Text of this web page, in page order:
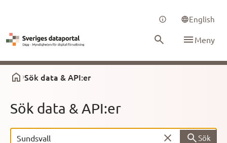
English
Meny
Sök data & API:er
Sök data & API:er
Sök